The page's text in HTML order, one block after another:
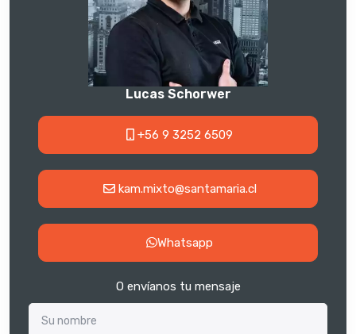
Lucas Schorwer
+56 9 3252 6509
kam.mixto@santamaria.cl
Whatsapp
O envíanos tu mensaje